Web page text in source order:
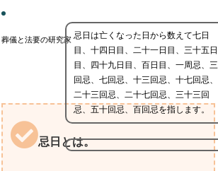
葬儀と法要の研究家 忌日は亡くなった日から数えて七日
目、十四日目、二十一日目、三十五日
目、四十九日目、百日目、一周忌、三
回忌、七回忌、十三回忌、十七回忌、
二十三回忌、二十七回忌、三十三回
忌、五十回忌、百回忌を指します。
忌日とは。